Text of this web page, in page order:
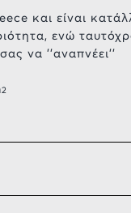
και είναι
ενώ
να ''αναπνέει''
2